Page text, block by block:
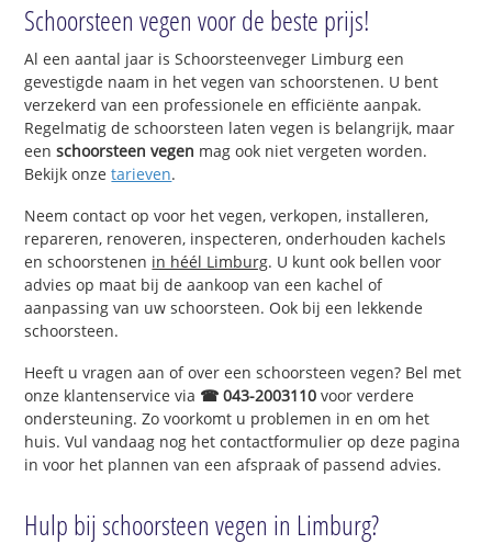
Schoorsteen vegen voor de beste prijs!
Al een aantal jaar is Schoorsteenveger Limburg een
gevestigde naam in het vegen van schoorstenen. U bent
verzekerd van een professionele en efficiënte aanpak.
Regelmatig de schoorsteen laten vegen is belangrijk, maar
eenschoorsteen vegen mag ook niet vergeten worden.
Bekijk onzetarieven.
Neem contact op voor het vegen, verkopen, installeren,
repareren, renoveren, inspecteren, onderhouden kachels
en schoorstenen in héél Limburg. U kunt ook bellen voor
advies op maat bij de aankoop van een kachel of
aanpassing van uw schoorsteen. Ook bij een lekkende
schoorsteen.
Heeft u vragen aan of over een schoorsteen vegen? Bel met
onze klantenservice via ☎ 043-2003110 voor verdere
ondersteuning. Zo voorkomt u problemen in en om het
huis. Vul vandaag nog het contactformulier op deze pagina
in voor het plannen van een afspraak of passend advies.
Hulp bij schoorsteen vegen in Limburg?